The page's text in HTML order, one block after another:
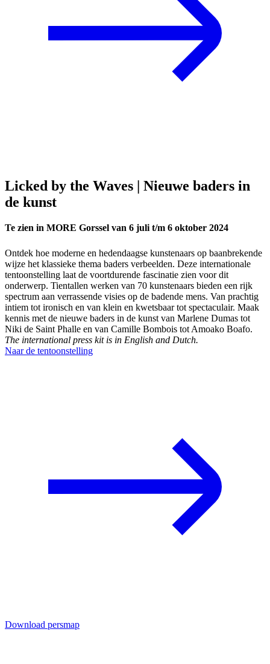
Licked by the Waves | Nieuwe baders in
de kunst
Te zien in MORE Gorssel van 6 juli t/m 6 oktober 2024
Ontdek hoe moderne en hedendaagse kunstenaars op baanbrekende
wijze het klassieke thema baders verbeelden. Deze internationale
tentoonstelling laat de voortdurende fascinatie zien voor dit
onderwerp. Tientallen werken van 70 kunstenaars bieden een rijk
spectrum aan verrassende visies op de badende mens. Van prachtig
intiem tot ironisch en van klein en kwetsbaar tot spectaculair. Maak
kennis met de nieuwe baders in de kunst van Marlene Dumas tot
Niki de Saint Phalle en van Camille Bombois tot Amoako Boafo.
The international press kit is in English and Dutch.
Naar de tentoonstelling
Download persmap